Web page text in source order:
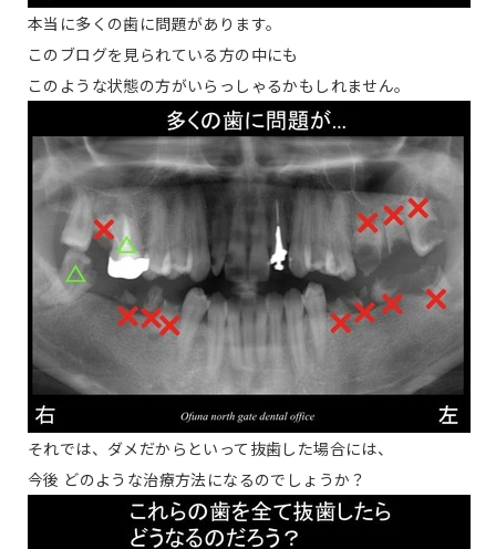
本当に多くの歯に問題があります。
このブログを見られている方の中にも
このような状態の方がいらっしゃるかもしれません。
それでは、ダメだからといって抜歯した場合には、
今後 どのような治療方法になるのでしょうか？